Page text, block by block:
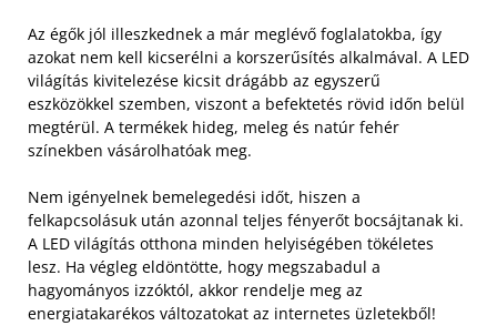
Az égők jól illeszkednek a már meglévő foglalatokba, így
azokat nem kell kicserélni a korszerűsítés alkalmával. A LED
világítás kivitelezése kicsit drágább az egyszerű
eszközökkel szemben, viszont a befektetés rövid időn belül
megtérül. A termékek hideg, meleg és natúr fehér
színekben vásárolhatóak meg.
Nem igényelnek bemelegedési időt, hiszen a
felkapcsolásuk után azonnal teljes fényerőt bocsájtanak ki.
A LED világítás otthona minden helyiségében tökéletes
lesz. Ha végleg eldöntötte, hogy megszabadul a
hagyományos izzóktól, akkor rendelje meg az
energiatakarékos változatokat az internetes üzletekből!